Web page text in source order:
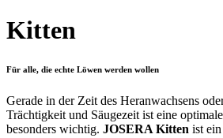
Kitten
Für alle, die echte Löwen werden wollen
Gerade in der Zeit des Heranwachsens
Trächtigkeit und Säugezeit ist eine
besonders wichtig. JOSERA Kitten ist